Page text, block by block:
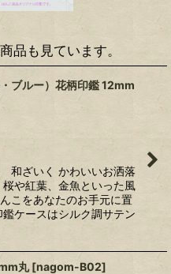
品も見ています。
ブルー）花柄印鑑 12mm
和ざいく かわいいお洒落
や紅葉、金魚といった風
こをあなたのお手元に置
ケースはシルク調サテン
丸 [nagom-B02]